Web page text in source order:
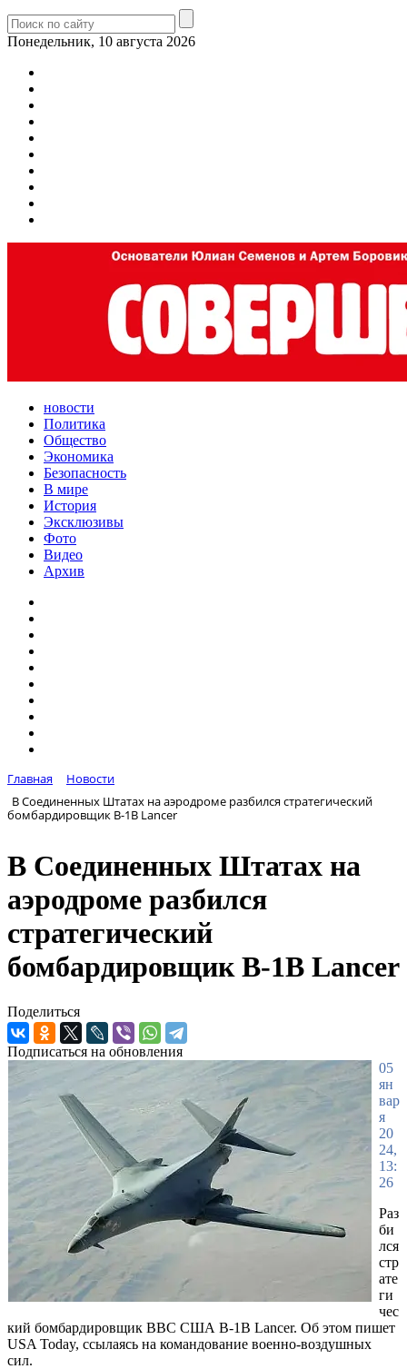
Понедельник, 10 августа 2026
новости
Политика
Общество
Экономика
Безопасность
В мире
История
Эксклюзивы
Фото
Видео
Архив
Главная
Новости
В Соединенных Штатах на аэродроме разбился стратегический
бомбардировщик B-1B Lancer
В Соединенных Штатах на
аэродроме разбился
стратегический
бомбардировщик B-1B Lancer
Поделиться
Подписаться на обновления
05
ян
вар
я
20
24,
13:
26
Раз
би
лся
стр
ате
ги
чес
кий бомбардировщик ВВС США B-1B Lancer. Об этом пишет
USA Today, ссылаясь на командование военно-воздушных
сил.